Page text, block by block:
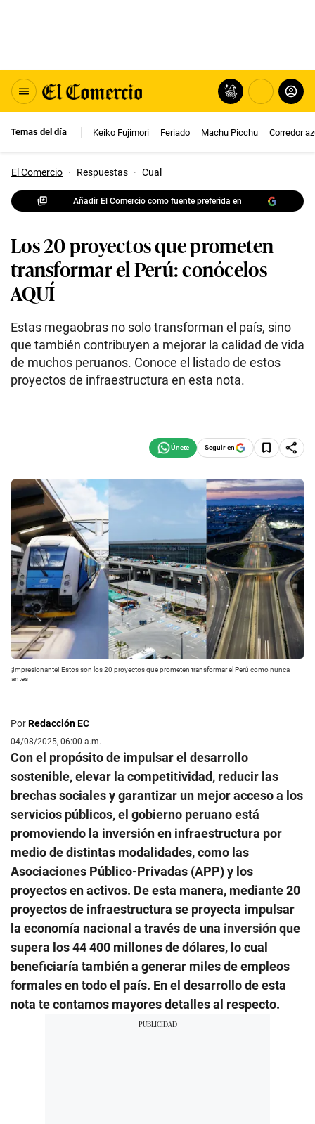
Temas del día Keiko Fujimori Feriado Machu Picchu Corredor
El Comercio · Respuestas · Cual
Añadir El Comercio como fuente preferida en
Los 20 proyectos que prometen
transformar el Perú: conócelos
AQUÍ
Estas megaobras no solo transforman el país, sino
que también contribuyen a mejorar la calidad de vida
de muchos peruanos. Conoce el listado de estos
proyectos de infraestructura en esta nota.
Seguir en
¡Impresionante! Estos son los 20 proyectos que prometen transformar el Perú como nunca
antes
PorRedacción EC
04/08/2025, 06:00 a.m.
Con el propósito de impulsar el desarrollo
sostenible, elevar la competitividad, reducir las
brechas sociales y garantizar un mejor acceso a los
servicios públicos, el gobierno peruano está
promoviendo la inversión en infraestructura por
medio de distintas modalidades, como las
Asociaciones Público-Privadas (APP) y los
proyectos en activos. De esta manera, mediante 20
proyectos de infraestructura se proyecta impulsar
la economía nacional a través de una inversiónque
supera los 44 400 millones de dólares, lo cual
beneficiaría también a generar miles de empleos
formales en todo el país. En el desarrollo de esta
nota te contamos mayores detalles al respecto.